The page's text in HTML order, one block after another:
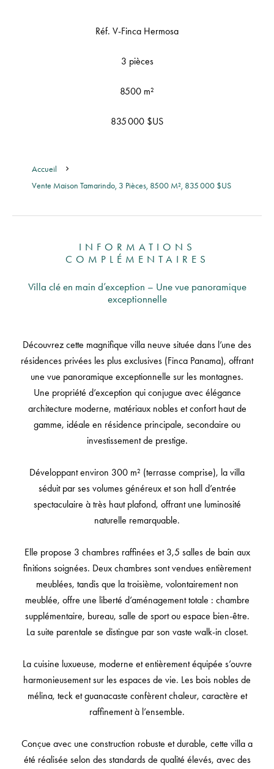
Réf. V-Finca Hermosa
3 pièces
8500 m²
835 000 $US
Accueil
Vente Maison Tamarindo, 3 Pièces, 8500 M², 835 000 $US
INFORMATIONS
COMPLÉMENTAIRES
Villa clé en main d’exception – Une vue panoramique
exceptionnelle
Découvrez cette magnifique villa neuve située dans l’une des
résidences privées les plus exclusives (Finca Panama), offrant
une vue panoramique exceptionnelle sur les montagnes.
Une propriété d’exception qui conjugue avec élégance
architecture moderne, matériaux nobles et confort haut de
gamme, idéale en résidence principale, secondaire ou
investissement de prestige.
Développant environ 300 m² (terrasse comprise), la villa
séduit par ses volumes généreux et son hall d’entrée
spectaculaire à très haut plafond, offrant une luminosité
naturelle remarquable.
Elle propose 3 chambres raffinées et 3,5 salles de bain aux
finitions soignées. Deux chambres sont vendues entièrement
meublées, tandis que la troisième, volontairement non
meublée, offre une liberté d’aménagement totale : chambre
supplémentaire, bureau, salle de sport ou espace bien-être.
La suite parentale se distingue par son vaste walk-in closet.
La cuisine luxueuse, moderne et entièrement équipée s’ouvre
harmonieusement sur les espaces de vie. Les bois nobles de
mélina, teck et guanacaste confèrent chaleur, caractère et
raffinement à l’ensemble.
Conçue avec une construction robuste et durable, cette villa a
été réalisée selon des standards de qualité élevés, avec des